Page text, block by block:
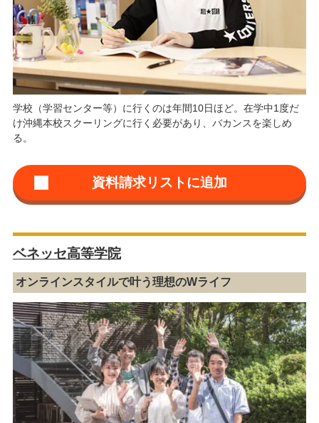
学校（学習センター等）に行くのは年間10日ほど。在学中1度だ
け沖縄本校スクーリングに行く必要があり、バカンスを楽しめ
る。
ベネッセ高等学院
オンラインスタイルで叶う理想のWライフ